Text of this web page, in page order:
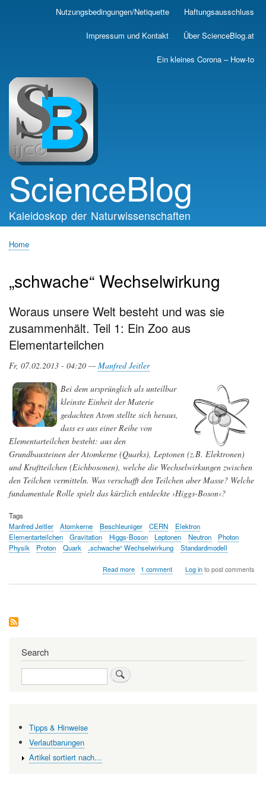
Skip
main
Nutzungsbedingungen/Netiquette Haftungsausschluss
Impressum und Kontakt Über ScienceBlog.at
Ein kleines Corona – How-to
ScienceBlog
Kaleidoskop der Naturwissenschaften
Home
„schwache“ Wechselwirkung
Woraus unsere Welt besteht und was sie
zusammenhält. Teil 1: Ein Zoo aus
Elementarteilchen
Fr, 07.02.2013 - 04:20 —Manfred Jeitler
Bei dem ursprünglich als unteilbar
kleinste Einheit der Materie
gedachten Atom stellte sich heraus,
dass es aus einer Reihe von
Elementarteilchen besteht: aus den
Grundbausteinen der Atomkerne (Quarks), Leptonen (z.B. Elektronen)
und Kraftteilchen (Eichbosonen), welche die Wechselwirkungen zwischen
den Teilchen vermitteln. Was verschafft den Teilchen aber Masse? Welche
fundamentale Rolle spielt das kürzlich entdeckte ›Higgs-Boson‹?
Tags
Manfred Jeitler
Atomkerne Beschleuniger CERN
Elektron
Elementarteilchen
Gravitation Higgs-Boson Leptonen Neutron
Photon
Physik
Proton Quark „schwache“ Wechselwirkung Standardmodell
Read moreabout
Teil
1 comment Log into post comments
Search
Search
Tipps & Hinweise
Verlautbarungen
Artikel sortiert nach…